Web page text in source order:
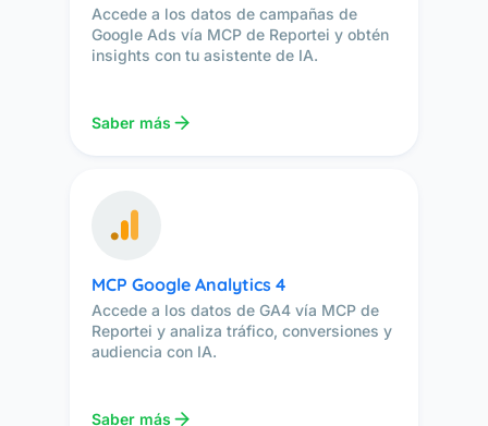
Accede a los datos de campañas de
Google Ads vía MCP de Reportei y obtén
insights con tu asistente de IA.
Saber más
MCP Google Analytics 4
Accede a los datos de GA4 vía MCP de
Reportei y analiza tráfico, conversiones y
audiencia con IA.
Saber más